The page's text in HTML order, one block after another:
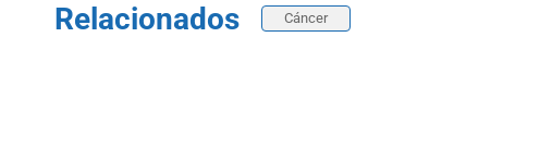
Relacionados Cáncer